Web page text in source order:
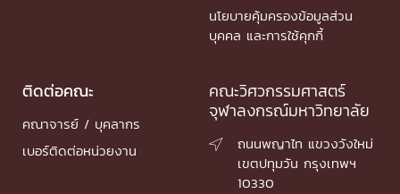
นโยบายคุ้มครองข้อมูลส่วน
บุคคล และการใช้คุกกี้
ติดต่อคณะ
คณาจารย์ / บุคลากร
เบอร์ติดต่อหน่วยงาน
คณะวิศวกรรมศาสตร์
จุฬาลงกรณ์มหาวิทยาลัย

ถนนพญาไท แขวงวังใหม่
เขตปทุมวัน กรุงเทพฯ
10330